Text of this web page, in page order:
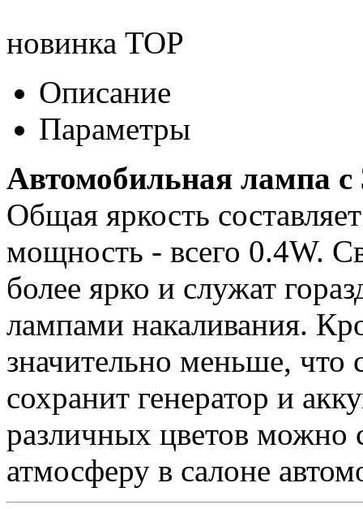
новинка TOP
Описание
Параметры
Автомобильная лампа c
Общая яркость
мощность - всего 0.4W.
более ярко и служат
лампами накаливания.
значительно меньше, что
сохранит генератор и
различных цветов можно
атмосферу в салоне